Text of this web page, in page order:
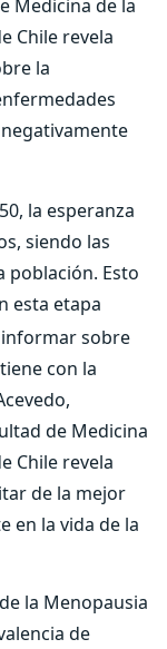
Medicina de la
Chile revela
la
la esperanza
siendo las
población. Esto
esta etapa
informar sobre
con la
de Medicina
Chile revela
de la mejor
en la vida de la
la Menopausia
de